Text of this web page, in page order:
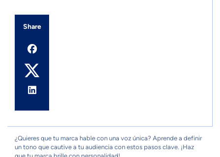
Share
¿Quieres que tu marca hable con una voz única? Aprende a definir
un tono que cautive a tu audiencia con estos pasos clave. ¡Haz